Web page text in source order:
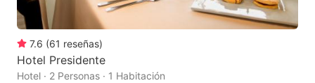
7.6 (61 reseñas)
Hotel Presidente
Hotel · 2 Personas · 1 Habitación